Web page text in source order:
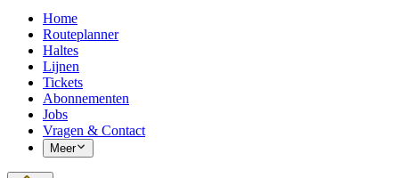
Home
Routeplanner
Haltes
Lijnen
Tickets
Abonnementen
Jobs
Vragen & Contact
Meer